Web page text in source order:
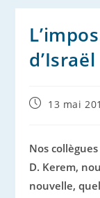
d’Israël
Publication
13 mai
Nos
D. Kerem,
nouvelle,